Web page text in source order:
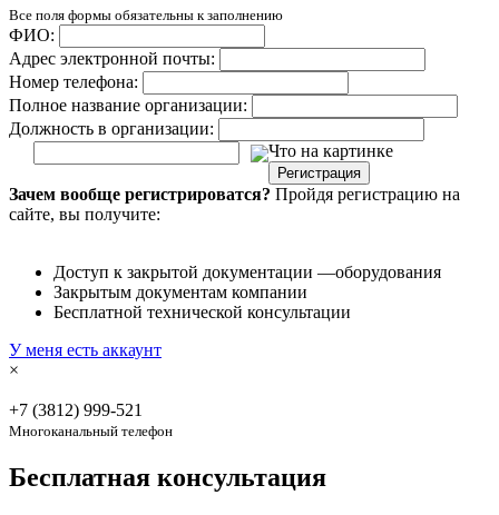
Все поля формы обязательны к заполнению
ФИО:
Адрес электронной почты:
Номер телефона:
Полное название организации:
Должность в организации:
Что на картинке
Регистрация
Зачем вообще регистрироватся? Пройдя регистрацию на
сайте, вы получите:
Доступ к закрытой документации —оборудования
Закрытым документам компании
Бесплатной технической консультации
У меня есть аккаунт
×
+7 (3812) 999-521
Многоканальный телефон
Бесплатная консультация